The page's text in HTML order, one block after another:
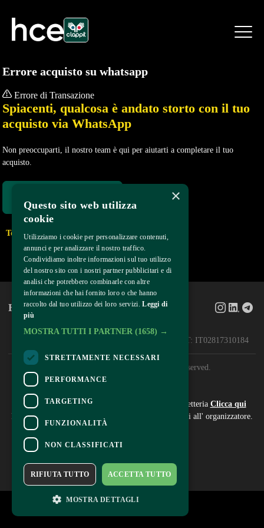
Errore acquisto su whatsapp
 Errore di Transazione
Spiacenti, qualcosa è andato storto con il tuo
acquisto via WhatsApp
Non preoccuparti, il nostro team è qui per aiutarti a completare il tuo
acquisto.
Torna in Home Page
HomeAbout
HCE International Srl
Via Bazzana Inferiore 4, 20057 Assago (MI) — VAT: IT02817310184
© 2026 HCE International. All rights reserved.
Per informazioni e supporto all'acquisto della biglietteria Clicca qui
Per informazioni sul programma e l'evento, rivolgersi all' organizzatore.
Dichiarazione di accessibilità
×
Questo sito web utilizza
cookie
Utilizziamo i cookie per personalizzare contenuti,
annunci e per analizzare il nostro traffico.
Condividiamo inoltre informazioni sul tuo utilizzo
del nostro sito con i nostri partner pubblicitari e di
analisi che potrebbero combinarle con altre
informazioni che hai fornito loro o che hanno
raccolto dal tuo utilizzo dei loro servizi. Leggi di
più
MOSTRA TUTTI I PARTNER (1658) →
STRETTAMENTE NECESSARI
PERFORMANCE
TARGETING
FUNZIONALITÀ
NON CLASSIFICATI
ACCETTA TUTTO
RIFIUTA TUTTO
MOSTRA DETTAGLI